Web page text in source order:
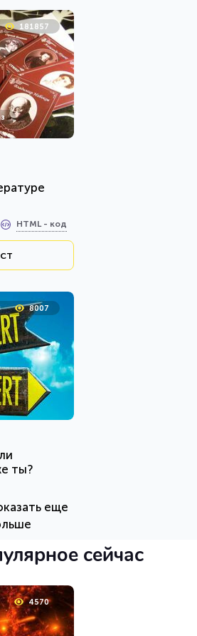
181857
HTML - код
8007
ты?
HTML - код
36730
еще
сейчас
4570